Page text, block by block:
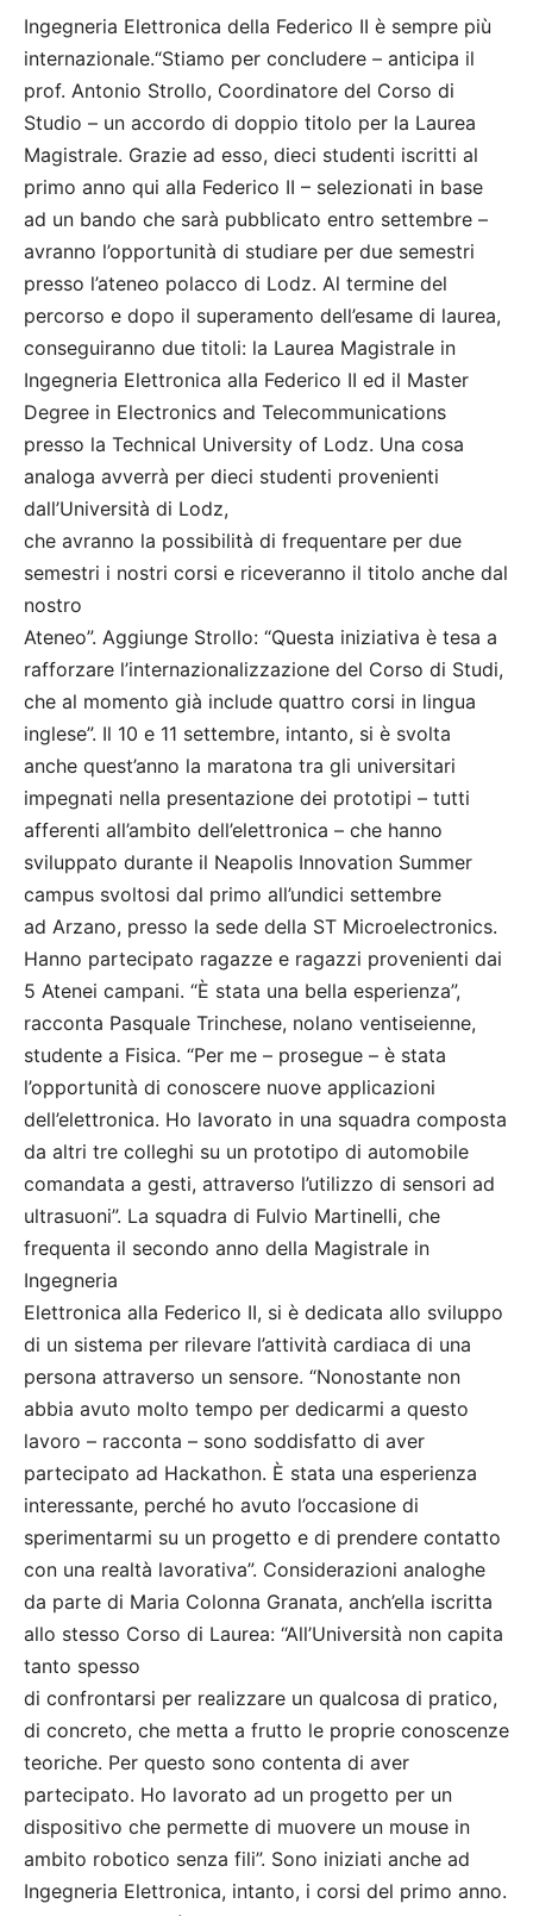
Ingegneria Elettronica della Federico II è sempre più
internazionale.“Stiamo per concludere – anticipa il
prof. Antonio Strollo, Coordinatore del Corso di
Studio – un accordo di doppio titolo per la Laurea
Magistrale. Grazie ad esso, dieci studenti iscritti al
primo anno qui alla Federico II – selezionati in base
ad un bando che sarà pubblicato entro settembre –
avranno l’opportunità di studiare per due semestri
presso l’ateneo polacco di Lodz. Al termine del
percorso e dopo il superamento dell’esame di laurea,
conseguiranno due titoli: la Laurea Magistrale in
Ingegneria Elettronica alla Federico II ed il Master
Degree in Electronics and Telecommunications
presso la Technical University of Lodz. Una cosa
analoga avverrà per dieci studenti provenienti
dall’Università di Lodz,
che avranno la possibilità di frequentare per due
semestri i nostri corsi e riceveranno il titolo anche dal
nostro
Ateneo”. Aggiunge Strollo: “Questa iniziativa è tesa a
rafforzare l’internazionalizzazione del Corso di Studi,
che al momento già include quattro corsi in lingua
inglese”. Il 10 e 11 settembre, intanto, si è svolta
anche quest’anno la maratona tra gli universitari
impegnati nella presentazione dei prototipi – tutti
afferenti all’ambito dell’elettronica – che hanno
sviluppato durante il Neapolis Innovation Summer
campus svoltosi dal primo all’undici settembre
ad Arzano, presso la sede della ST Microelectronics.
Hanno partecipato ragazze e ragazzi provenienti dai
5 Atenei campani. “È stata una bella esperienza”,
racconta Pasquale Trinchese, nolano ventiseienne,
studente a Fisica. “Per me – prosegue – è stata
l’opportunità di conoscere nuove applicazioni
dell’elettronica. Ho lavorato in una squadra composta
da altri tre colleghi su un prototipo di automobile
comandata a gesti, attraverso l’utilizzo di sensori ad
ultrasuoni”. La squadra di Fulvio Martinelli, che
frequenta il secondo anno della Magistrale in
Ingegneria
Elettronica alla Federico II, si è dedicata allo sviluppo
di un sistema per rilevare l’attività cardiaca di una
persona attraverso un sensore. “Nonostante non
abbia avuto molto tempo per dedicarmi a questo
lavoro – racconta – sono soddisfatto di aver
partecipato ad Hackathon. È stata una esperienza
interessante, perché ho avuto l’occasione di
sperimentarmi su un progetto e di prendere contatto
con una realtà lavorativa”. Considerazioni analoghe
da parte di Maria Colonna Granata, anch’ella iscritta
allo stesso Corso di Laurea: “All’Università non capita
tanto spesso
di confrontarsi per realizzare un qualcosa di pratico,
di concreto, che metta a frutto le proprie conoscenze
teoriche. Per questo sono contenta di aver
partecipato. Ho lavorato ad un progetto per un
dispositivo che permette di muovere un mouse in
ambito robotico senza fili”. Sono iniziati anche ad
Ingegneria Elettronica, intanto, i corsi del primo anno.